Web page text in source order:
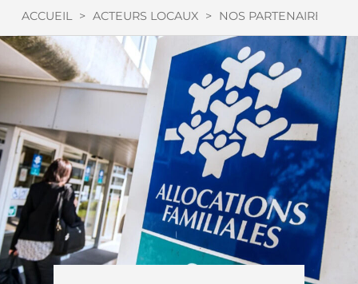
ACCUEIL > ACTEURS LOCAUX > NOS PARTENAIRES